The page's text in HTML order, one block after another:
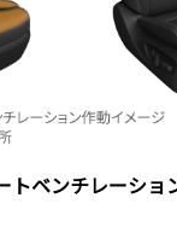
トベンチレーショ